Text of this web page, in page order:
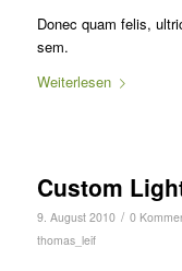
Donec quam felis,
sem.
Weiterlesen
Custom
9. August 2010 / 0
thomas_leif